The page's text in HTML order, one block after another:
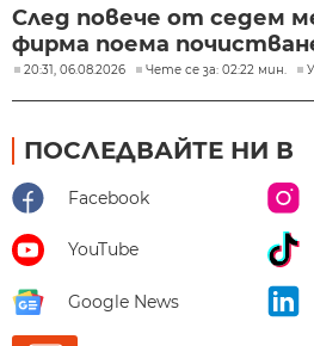
След повече от седем
фирма поема
20:31, 06.08.2026 Чете се за: 02:22 мин.
ПОСЛЕДВАЙТЕ НИ В
Facebook
YouTube
Google News